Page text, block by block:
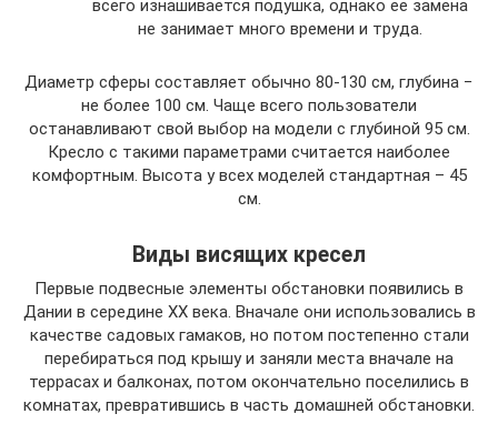
всего изнашивается подушка, однако ее замена
не занимает много времени и труда.
Диаметр сферы составляет обычно 80-130 см, глубина −
не более 100 см. Чаще всего пользователи
останавливают свой выбор на модели с глубиной 95 см.
Кресло с такими параметрами считается наиболее
комфортным. Высота у всех моделей стандартная – 45
см.
Виды висящих кресел
Первые подвесные элементы обстановки появились в
Дании в середине ХХ века. Вначале они использовались в
качестве садовых гамаков, но потом постепенно стали
перебираться под крышу и заняли места вначале на
террасах и балконах, потом окончательно поселились в
комнатах, превратившись в часть домашней обстановки.